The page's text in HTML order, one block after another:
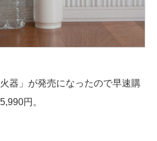
器」が発売になったので早速購
円。